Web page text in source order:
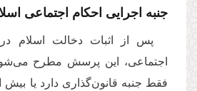
جنبه اجرایی احکام اجتماعی
پس از اثبات دخالت اسلام
اجتماعی، این پرسش مطرح
فقط جنبه قانون‌گذاری دارد یا